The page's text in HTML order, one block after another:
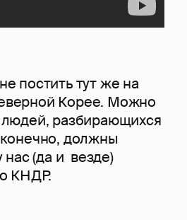
постить тут же на
Корее. Можно
разбирающихся
должны
(да и везде)
КНДР.